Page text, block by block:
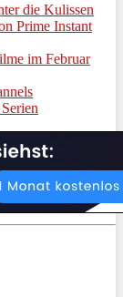
die Kulissen
Prime Instant
im Februar